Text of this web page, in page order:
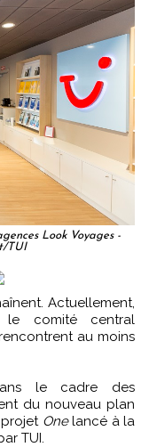
Look Voyages -
TUI
le comité central
au moins
le cadre des
du nouveau plan
Onelancé à la
TUI.